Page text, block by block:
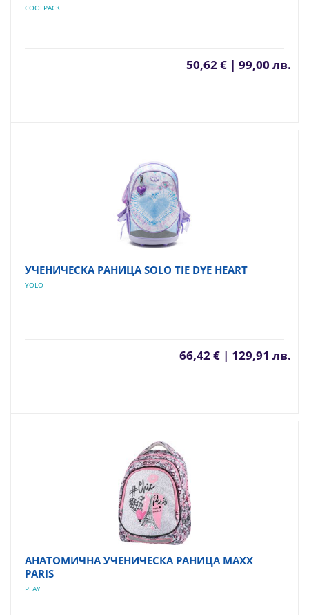
COOLPACK
50,62 € | 99,00 лв.
УЧЕНИЧЕСКА РАНИЦА SOLO TIE DYE HEART
YOLO
66,42 € | 129,91 лв.
АНАТОМИЧНА УЧЕНИЧЕСКА РАНИЦА MAXX
PARIS
PLAY